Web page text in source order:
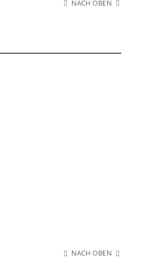
NACH OBEN
NACH OBEN